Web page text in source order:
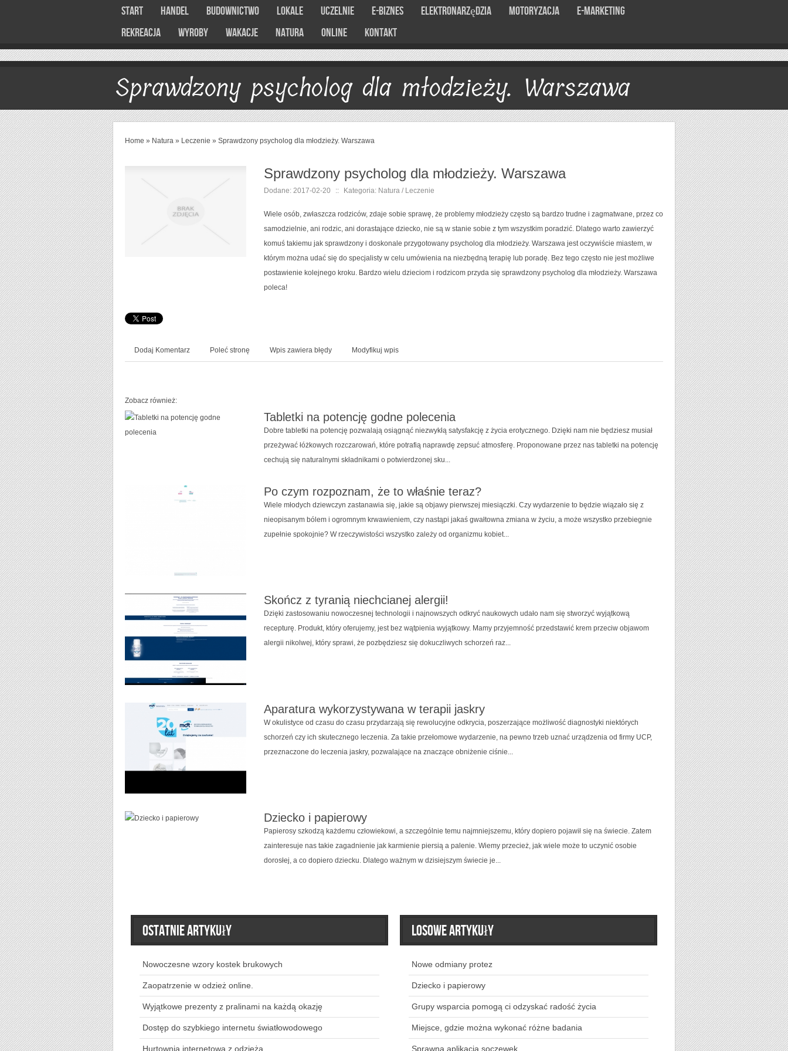
Start Handel Budownictwo Lokale Uczelnie E-Biznes Elektronarzędzia Motoryzacja
E-marketing
Rekreacja
Wyroby Wakacje Natura Online Kontakt
Sprawdzony psycholog dla młodzieży. Warszawa
Home » Natura » Leczenie » Sprawdzony psycholog dla młodzieży. Warszawa
Sprawdzony psycholog dla młodzieży. Warszawa
Dodane: 2017-02-20 :: Kategoria: Natura / Leczenie
Wiele osób, zwłaszcza rodziców, zdaje sobie sprawę, że problemy młodzieży często są bardzo trudne i zagmatwane, przez co
samodzielnie, ani rodzic, ani dorastające dziecko, nie są w stanie sobie z tym wszystkim poradzić. Dlatego warto zawierzyć
komuś takiemu jak sprawdzony i doskonale przygotowany psycholog dla młodzieży. Warszawa jest oczywiście miastem, w
którym można udać się do specjalisty w celu umówienia na niezbędną terapię lub poradę. Bez tego często nie jest możliwe
postawienie kolejnego kroku. Bardzo wielu dzieciom i rodzicom przyda się sprawdzony psycholog dla młodzieży. Warszawa
poleca!
Dodaj Komentarz Poleć stronę Wpis zawiera błędy Modyfikuj wpis
Zobacz również:
Tabletki na potencję godne polecenia
Dobre tabletki na potencję pozwalają osiągnąć niezwykłą satysfakcję z życia erotycznego. Dzięki nam nie będziesz musiał
przeżywać łóżkowych rozczarowań, które potrafią naprawdę zepsuć atmosferę. Proponowane przez nas tabletki na potencję
cechują się naturalnymi składnikami o potwierdzonej sku...
Po czym rozpoznam, że to właśnie teraz?
Wiele młodych dziewczyn zastanawia się, jakie są objawy pierwszej miesiączki. Czy wydarzenie to będzie wiązało się z
nieopisanym bólem i ogromnym krwawieniem, czy nastąpi jakaś gwałtowna zmiana w życiu, a może wszystko przebiegnie
zupełnie spokojnie? W rzeczywistości wszystko zależy od organizmu kobiet...
Skończ z tyranią niechcianej alergii!
Dzięki zastosowaniu nowoczesnej technologii i najnowszych odkryć naukowych udało nam się stworzyć wyjątkową
recepturę. Produkt, który oferujemy, jest bez wątpienia wyjątkowy. Mamy przyjemność przedstawić krem przeciw objawom
alergii nikolwej, który sprawi, że pozbędziesz się dokuczliwych schorzeń raz...
Aparatura wykorzystywana w terapii jaskry
W okulistyce od czasu do czasu przydarzają się rewolucyjne odkrycia, poszerzające możliwość diagnostyki niektórych
schorzeń czy ich skutecznego leczenia. Za takie przełomowe wydarzenie, na pewno trzeb uznać urządzenia od firmy UCP,
przeznaczone do leczenia jaskry, pozwalające na znaczące obniżenie ciśnie...
Dziecko i papierowy
Papierosy szkodzą każdemu człowiekowi, a szczególnie temu najmniejszemu, który dopiero pojawił się na świecie. Zatem
zainteresuje nas takie zagadnienie jak karmienie piersią a palenie. Wiemy przecież, jak wiele może to uczynić osobie
dorosłej, a co dopiero dziecku. Dlatego ważnym w dzisiejszym świecie je...
Ostatnie artykuły
Nowoczesne wzory kostek brukowych
Zaopatrzenie w odzież online.
Wyjątkowe prezenty z pralinami na każdą okazję
Dostęp do szybkiego internetu światłowodowego
Hurtownia internetowa z odzieżą.
Losowe artykuły
Nowe odmiany protez
Dziecko i papierowy
Grupy wsparcia pomogą ci odzyskać radość życia
Miejsce, gdzie można wykonać różne badania
Sprawna aplikacja soczewek